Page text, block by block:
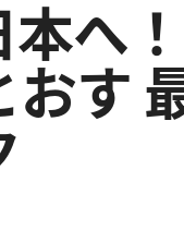
本へ
す